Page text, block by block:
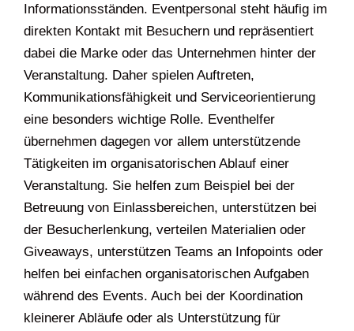
Informationsständen. Eventpersonal steht häufig im
direkten Kontakt mit Besuchern und repräsentiert
dabei die Marke oder das Unternehmen hinter der
Veranstaltung. Daher spielen Auftreten,
Kommunikationsfähigkeit und Serviceorientierung
eine besonders wichtige Rolle. Eventhelfer
übernehmen dagegen vor allem unterstützende
Tätigkeiten im organisatorischen Ablauf einer
Veranstaltung. Sie helfen zum Beispiel bei der
Betreuung von Einlassbereichen, unterstützen bei
der Besucherlenkung, verteilen Materialien oder
Giveaways, unterstützen Teams an Infopoints oder
helfen bei einfachen organisatorischen Aufgaben
während des Events. Auch bei der Koordination
kleinerer Abläufe oder als Unterstützung für